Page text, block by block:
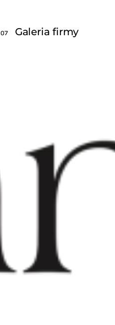
07 Galeria firmy